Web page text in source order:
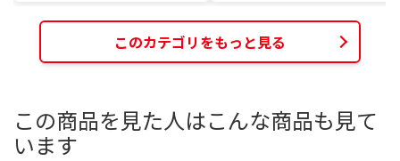
このカテゴリをもっと見る
この商品を見た人はこんな商品も見て
います